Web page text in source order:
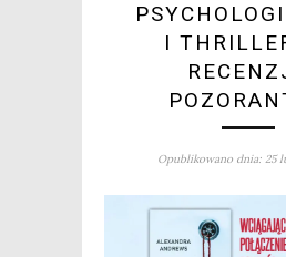
I
Opublikowano dnia: 25